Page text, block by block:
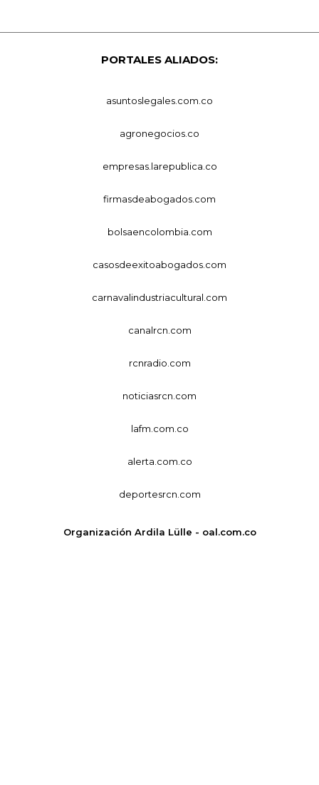
PORTALES ALIADOS:
asuntoslegales.com.co
agronegocios.co
empresas.larepublica.co
firmasdeabogados.com
bolsaencolombia.com
casosdeexitoabogados.com
carnavalindustriacultural.com
canalrcn.com
rcnradio.com
noticiasrcn.com
lafm.com.co
alerta.com.co
deportesrcn.com
Organización Ardila Lülle - oal.com.co